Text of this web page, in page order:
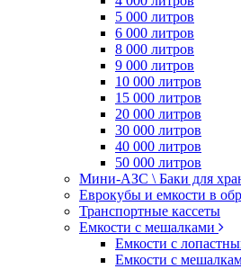
5 000 литров
6 000 литров
8 000 литров
9 000 литров
10 000 литров
15 000 литров
20 000 литров
30 000 литров
40 000 литров
50 000 литров
Мини-АЗС \ Баки для
Еврокубы и емкости в
Транспортные кассеты
Емкости с мешалками
Емкости с
Емкости с